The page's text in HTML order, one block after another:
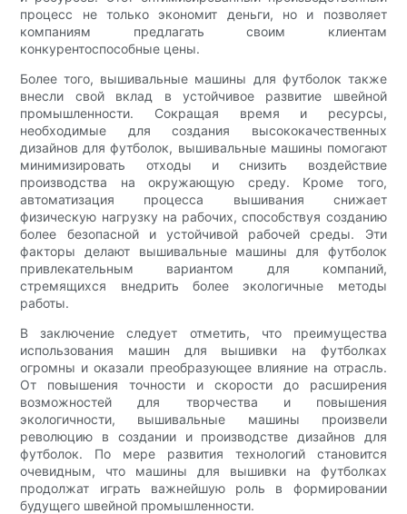
процесс не только экономит деньги, но и позволяет
компаниям предлагать своим клиентам
конкурентоспособные цены.
Более того, вышивальные машины для футболок также
внесли свой вклад в устойчивое развитие швейной
промышленности. Сокращая время и ресурсы,
необходимые для создания высококачественных
дизайнов для футболок, вышивальные машины помогают
минимизировать отходы и снизить воздействие
производства на окружающую среду. Кроме того,
автоматизация процесса вышивания снижает
физическую нагрузку на рабочих, способствуя созданию
более безопасной и устойчивой рабочей среды. Эти
факторы делают вышивальные машины для футболок
привлекательным вариантом для компаний,
стремящихся внедрить более экологичные методы
работы.
В заключение следует отметить, что преимущества
использования машин для вышивки на футболках
огромны и оказали преобразующее влияние на отрасль.
От повышения точности и скорости до расширения
возможностей для творчества и повышения
экологичности, вышивальные машины произвели
революцию в создании и производстве дизайнов для
футболок. По мере развития технологий становится
очевидным, что машины для вышивки на футболках
продолжат играть важнейшую роль в формировании
будущего швейной промышленности.